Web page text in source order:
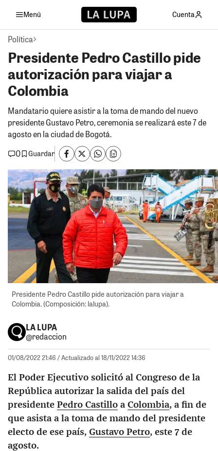
Menú Cuenta
Política
Presidente Pedro Castillo pide
autorización para viajar a
Colombia
Mandatario quiere asistir a la toma de mando del nuevo
presidente Gustavo Petro, ceremonia se realizará este 7 de
agosto en la ciudad de Bogotá.
0
Guardar
Presidente Pedro Castillo pide autorización para viajar a
Colombia. (Composición: lalupa).
LA LUPA
@redaccion
01/08/2022 21:46 / Actualizado al 18/11/2022 14:36
El Poder Ejecutivo solicitó al Congreso de la
República autorizar la salida del país del
presidente Pedro Castillo a Colombia, a fin de
que asista a la toma de mando del presidente
electo de ese país, Gustavo Petro, este 7 de
agosto.